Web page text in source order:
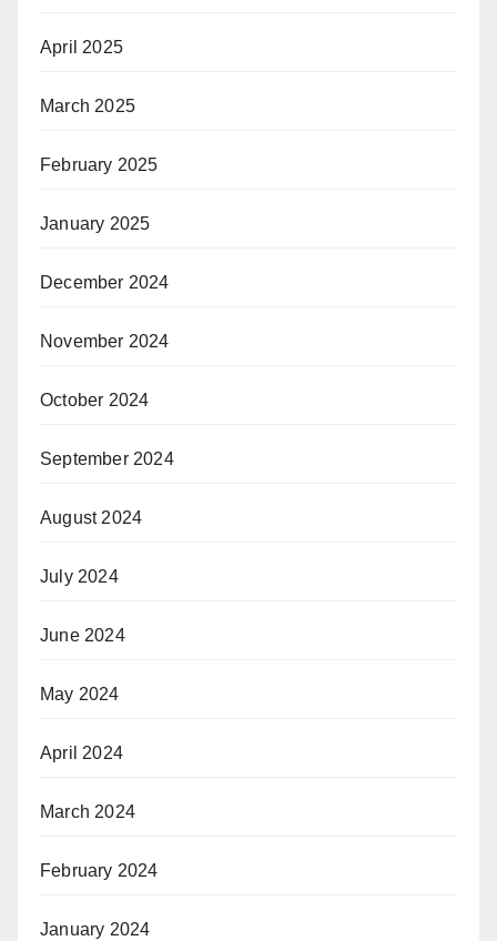
April 2025
March 2025
February 2025
January 2025
December 2024
November 2024
October 2024
September 2024
August 2024
July 2024
June 2024
May 2024
April 2024
March 2024
February 2024
January 2024